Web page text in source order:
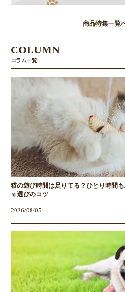
商品特集一覧
COLUMN
コラム一覧
猫の遊び時間は足りてる？ひとり時間
ゃ選びのコツ
2026/08/05